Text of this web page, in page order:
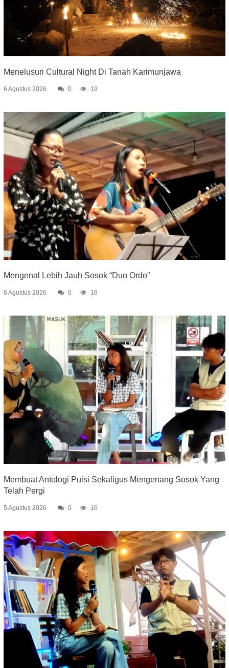
Menelusuri Cultural Night Di Tanah Karimunjawa
6 Agustus 2026 0 19
Mengenal Lebih Jauh Sosok “Duo Ordo”
6 Agustus 2026 0 16
Membuat Antologi Puisi Sekaligus Mengenang Sosok Yang
Telah Pergi
5 Agustus 2026 0 16